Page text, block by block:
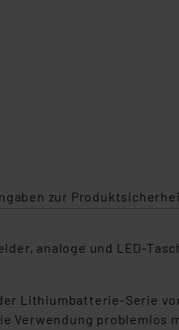
zur
analoge und LED-
Lithiumbatterie-Serie
Verwendung